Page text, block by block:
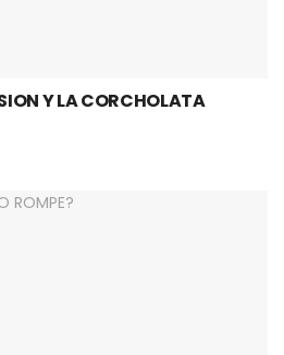
Y LA CORCHOLATA